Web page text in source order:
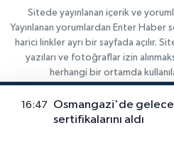
Sitede yayınlanan içerik ve
Yayınlanan yorumlardan Enter
harici linkler ayrı bir sayfada açılır.
yazıları ve fotoğraflar izin
herhangi bir ortamda
Gizlilik Sözleşmesi
İletişim
ALTIN FİYATLARI
DÖVİZ
16:47
Osmangazi'de
sertifikalarını aldı